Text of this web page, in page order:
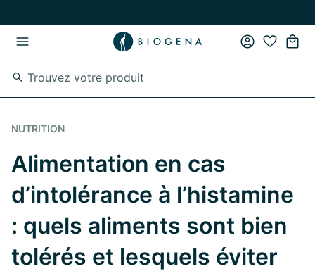
NUTRITION
Alimentation en cas
d’intolérance à l’histamine
: quels aliments sont bien
tolérés et lesquels éviter